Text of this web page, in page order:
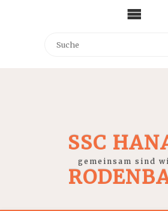
SSC
gemeinsam sind